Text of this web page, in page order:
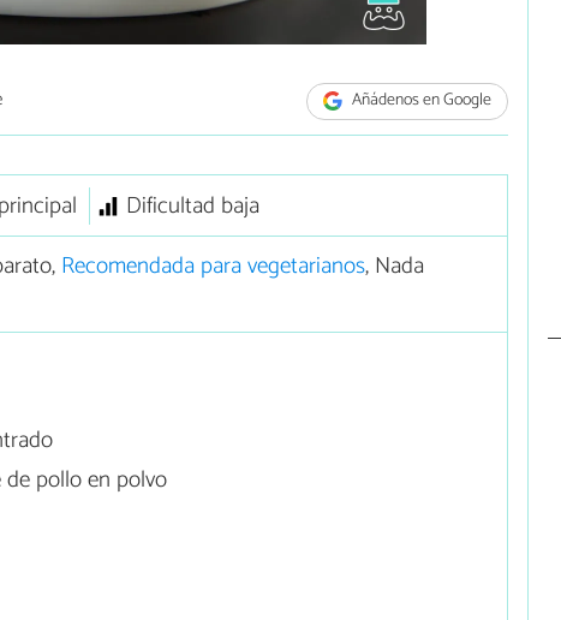
Añádenos en Google
Dificultad baja
Recomendada para vegetarianos, Nada
pollo en polvo